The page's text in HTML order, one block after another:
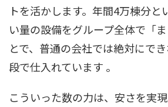
トを活かします。年間4万棟分と
い量の設備をグループ全体で「
とで、普通の会社では絶対にで
段で仕入れています 。
こういった数の力は、安さを実